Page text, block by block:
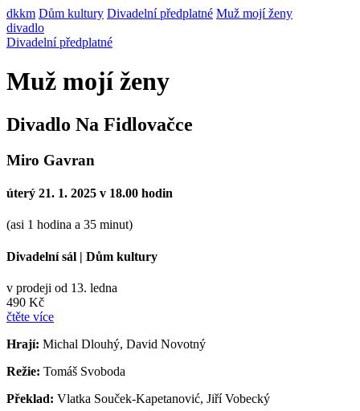
dkkm Dům kultury Divadelní předplatné Muž mojí ženy
divadlo
Divadelní předplatné
Muž mojí ženy
Divadlo Na Fidlovačce
Miro Gavran
úterý 21. 1. 2025 v 18.00 hodin
(asi 1 hodina a 35 minut)
Divadelní sál | Dům kultury
v prodeji od 13. ledna
490 Kč
čtěte více
Hrají: Michal Dlouhý, David Novotný
Režie: Tomáš Svoboda
Překlad: Vlatka Souček-Kapetanović, Jiří Vobecký